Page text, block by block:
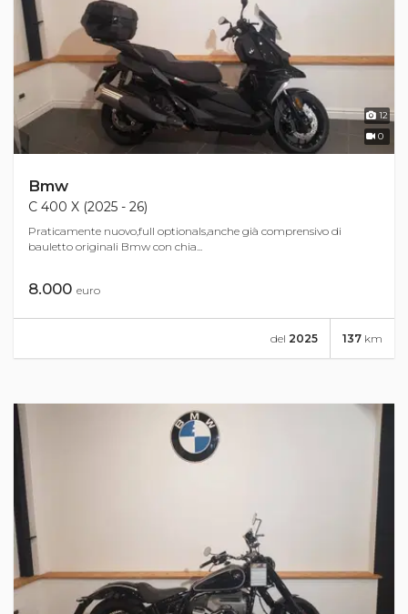
12
0
Bmw
C 400 X (2025 - 26)
Praticamente nuovo,full optionals,anche già comprensivo di
bauletto originali Bmw con chia...
8.000 euro
137 km
del 2025